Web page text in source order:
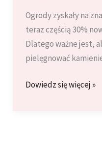
Ogrody zyskały na
teraz częścią 30%
Dlatego ważne jest,
pielęgnować
Jak
Dowiedz się więcej »